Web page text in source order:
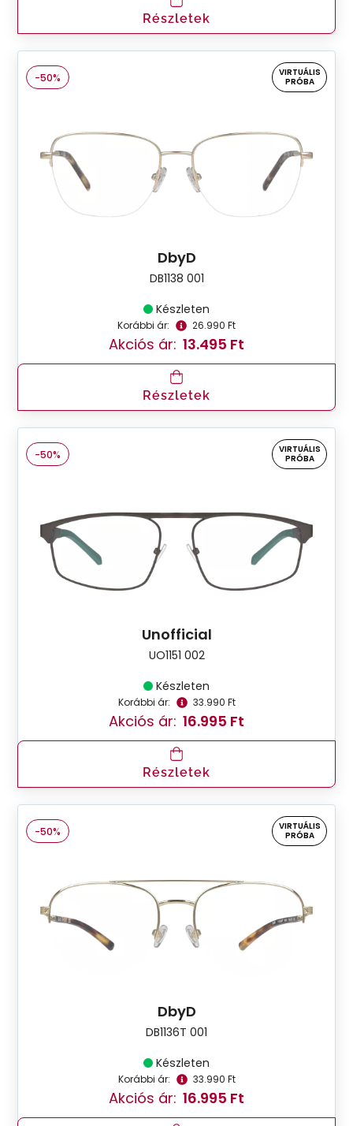
Részletek
-50%
VIRTUÁLIS
PRÓBA
DbyD
DB1138 001
Készleten
Korábbi ár: 26.990 Ft
Akciós ár: 13.495 Ft
Részletek
-50%
VIRTUÁLIS
PRÓBA
Unofficial
UO1151 002
Készleten
Korábbi ár: 33.990 Ft
Akciós ár: 16.995 Ft
Részletek
-50%
VIRTUÁLIS
PRÓBA
DbyD
DB1136T 001
Készleten
Korábbi ár: 33.990 Ft
Akciós ár: 16.995 Ft